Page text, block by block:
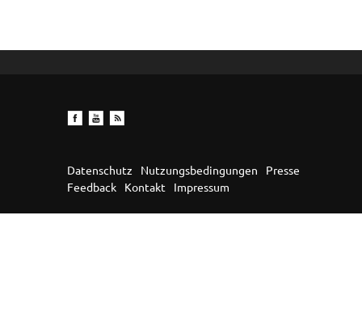
Datenschutz Nutzungsbedingungen
Presse
Feedback
Kontakt Impressum